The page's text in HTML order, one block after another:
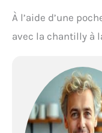
À l’aide d’une
avec la chantilly à